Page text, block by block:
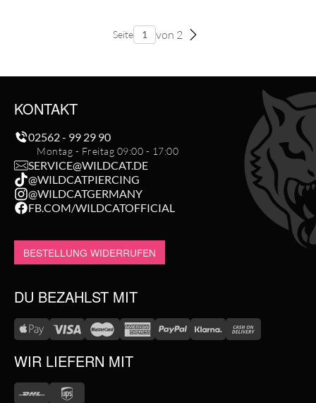
Seite von 2
KONTAKT
02562 - 99 29 90
Montag - Freitag 09:00 - 17:00
SERVICE@WILDCAT.DE
@WILDCATPIERCING
@WILDCATGERMANY
FB.COM/WILDCATOFFICIAL
BESTELLUNG WIDERRUFEN
DU BEZAHLST MIT
WIR LIEFERN MIT